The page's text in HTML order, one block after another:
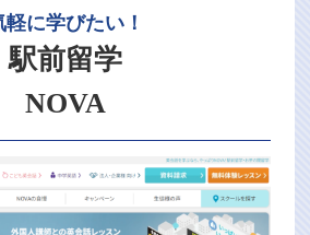
軽に学びたい！
駅前留学
NOVA